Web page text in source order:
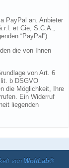
PayPal an. Anbieter
et Cie, S.C.A.,
“PayPal”).
die von Ihnen
von Art. 6
b DSGVO
die Möglichkeit, Ihre
Ein Widerruf
liegenden
von WoltLab®